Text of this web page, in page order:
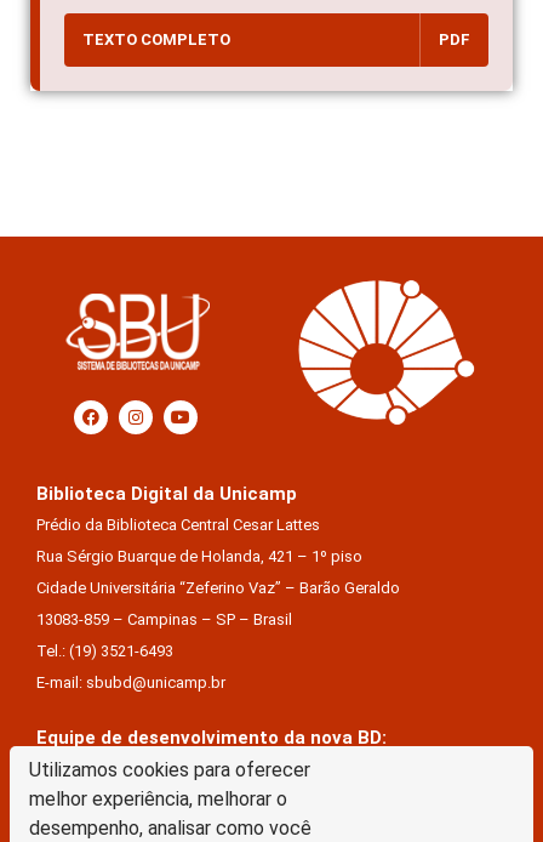
Utilizamos cookies para oferecer
melhor experiência, melhorar o
desempenho, analisar como você
TEXTO COMPLETO PDF
Biblioteca Digital da Unicamp
Prédio da Biblioteca Central Cesar Lattes
Rua Sérgio Buarque de Holanda, 421 – 1º piso
Cidade Universitária “Zeferino Vaz” – Barão Geraldo
13083-859 – Campinas – SP – Brasil
Tel.: (19) 3521-6493
E-mail: sbubd@unicamp.br
Equipe de desenvolvimento da nova BD:
Keite Aparecida Duarte
Márcio Vinícius De Jesus Almeida
Saul Victor De Castro E Silva